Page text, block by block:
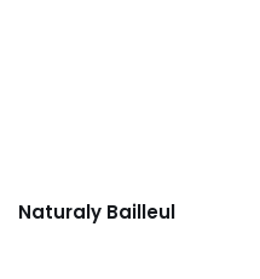
Naturaly Bailleul